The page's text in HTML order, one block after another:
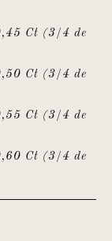
Ct (3/4 de
Ct (3/4 de
Ct (3/4 de
Ct (3/4 de